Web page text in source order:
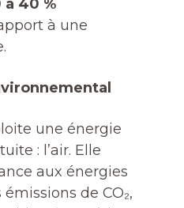
à 40 %
à une
une énergie
: l’air. Elle
aux énergies
de CO₂,